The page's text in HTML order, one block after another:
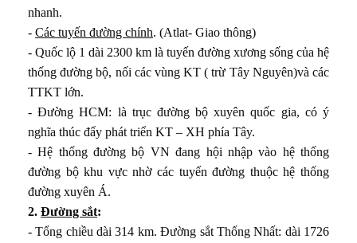
nhanh.
- Các tuyến đường chính. (Atlat- Giao thông)
- Quốc lộ 1 dài 2300 km là tuyến đường xương sống của hệ
thống đường bộ, nối các vùng KT ( trừ Tây Nguyên)và các
TTKT lớn.
- Đường HCM: là trục đường bộ xuyên quốc gia, có ý
nghĩa thúc đẩy phát triển KT – XH phía Tây.
- Hệ thống đường bộ VN đang hội nhập vào hệ thống
đường bộ khu vực nhờ các tuyến đường thuộc hệ thống
đường xuyên Á.
2. Đường sắt:
- Tổng chiều dài 314 km. Đường sắt Thống Nhất: dài 1726
ta
và lâm nghiệp